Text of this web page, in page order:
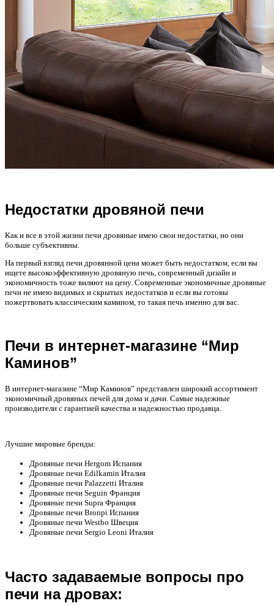
Недостатки дровяной печи
Как и все в этой жизни печи дровяные имею свои недостатки, но они
больше субъективны.
На первый взгляд печи дровянной цена может быть недостатком, если вы
ищете высокоэффективную дровяную печь, современный дизайн и
экономичность тоже виляют на цену. Современные экономичные дровяные
печи не имею видимых и скрытых недостатков и если вы готовы
пожертвовать классическим камином, то такая печь именно для вас.
Печи в интернет-магазине “Мир
Каминов”
В интернет-магазине “Мир Каминов” представлен широкий ассортимент
экономичный дровяных печей для дома и дачи. Самые надежные
производители с гарантией качества и надежностью продавца.
Лучшие мировые бренды:
Дровяные печи Hergom Испания
Дровяные печи Edilkamin Италия
Дровяные печи Palazzetti Италия
Дровяные печи Seguin Франция
Дровяные печи Supra Франция
Дровяные печи Bronpi Испания
Дровяные печи Westbo Швеция
Дровяные печи Sergio Leoni Италия
Часто задаваемые вопросы про
печи на дровах: